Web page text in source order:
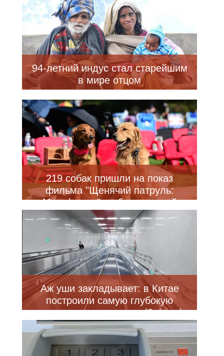
94-летний индус стал старейшим
в мире отцом
219 собак пришли на показ
фильма "Щенячий патруль:
Мегафильм", побив мировой
рекорд (6 фото)
Аж уши закладывает: в Китае
построили самую глубокую
станцию метро в мире (3 фото)